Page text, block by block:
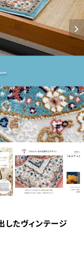
したヴィンテージ